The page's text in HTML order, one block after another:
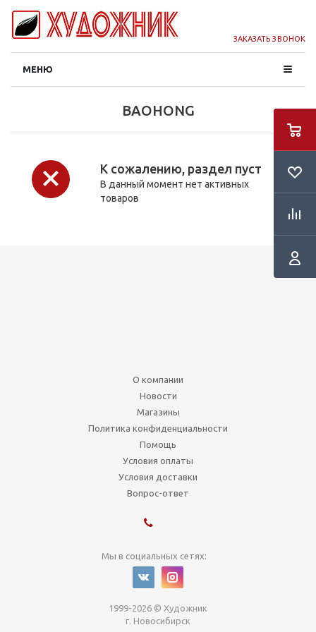
ЗАКАЗАТЬ ЗВОНОК
МЕНЮ
BAOHONG
К сожалению, раздел пуст
В данный момент нет активных
товаров
О компании
Новости
Магазины
Политика конфиденциальности
Помощь
Условия оплаты
Условия доставки
Вопрос-ответ
Мы в социальных сетях:
1999-2026 © Художник
г. Новосибирск